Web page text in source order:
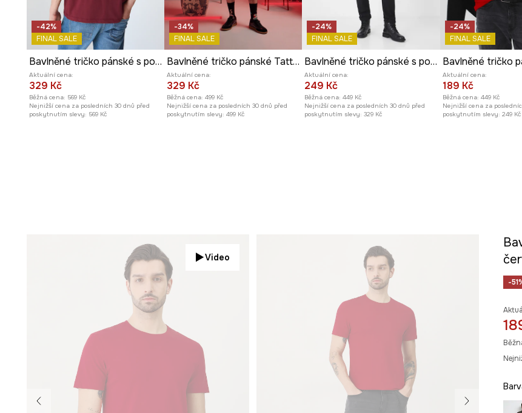
-42%
FINAL SALE
Bavlněné tričko pánské s potiskem
Aktuální cena:
329 Kč
Běžná cena: 569 Kč
Nejnižší cena za posledních 30 dnů před
poskytnutím slevy: 569 Kč
-34%
FINAL SALE
Bavlněné tričko pánské Tattoo Art by Michał Kidacki
Aktuální cena:
329 Kč
Běžná cena: 499 Kč
Nejnižší cena za posledních 30 dnů před
poskytnutím slevy: 499 Kč
-24%
FINAL SALE
Bavlněné tričko pánské s potiskem červená barva
Aktuální cena:
249 Kč
Běžná cena: 449 Kč
Nejnižší cena za posledních 30 dnů před
poskytnutím slevy: 329 Kč
-24%
FINAL SALE
Aktuální cena:
189 Kč
Běžná cena: 449 Kč
Nejnižší cena za
poskytnutím slevy: 249 Kč
Video
-